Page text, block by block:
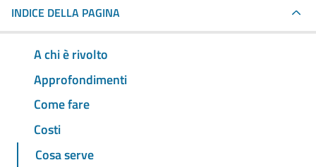
INDICE DELLA PAGINA
A chi è rivolto
Approfondimenti
Come fare
Costi
Cosa serve